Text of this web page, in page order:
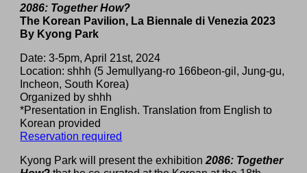
2086: Together How?
The Korean Pavilion, La Biennale di Venezia 2023
By Kyong Park
Date:3-5pm,April 21st, 2024
Location: shhh (5 Jemullyang-ro 166beon-gil, Jung-gu,
Incheon, South Korea)
Organized by shhh
*Presentation in English. Translation from English to
Korean provided
Reservation required
Kyong Park will present the exhibition2086: Together